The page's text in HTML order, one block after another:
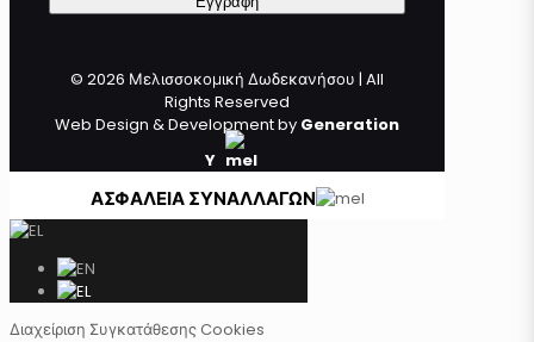
© 2026 Μελισσοκομική Δωδεκανήσου | All
Rights Reserved
Web Design & Development by Generation
Y
ΑΣΦΑΛΕΙΑ ΣΥΝΑΛΛΑΓΩΝ
Διαχείριση Συγκατάθεσης Cookies